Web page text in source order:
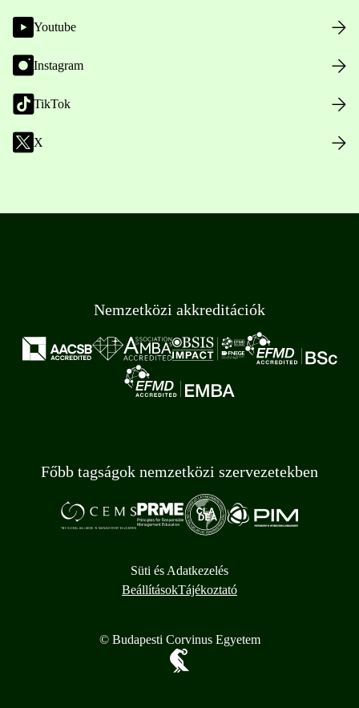
Youtube
Instagram
TikTok
X
Nemzetközi akkreditációk
Főbb tagságok nemzetközi szervezetekben
Süti és Adatkezelés
BeállításokTájékoztató
© Budapesti Corvinus Egyetem